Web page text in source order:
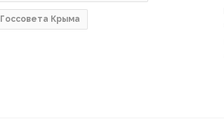
Крыма